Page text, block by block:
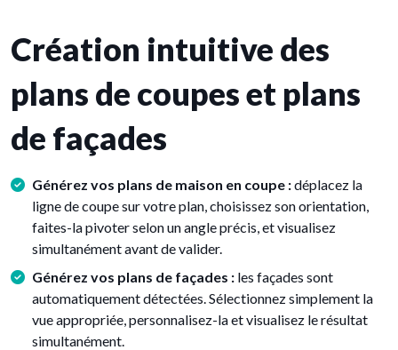
Création intuitive des
plans de coupes et plans
de façades
Générez vos plans de maison en coupe :déplacez la
ligne de coupe sur votre plan, choisissez son orientation,
faites-la pivoter selon un angle précis, et visualisez
simultanément avant de valider.
Générez vos plans de façades : les façades sont
automatiquement détectées. Sélectionnez simplement la
vue appropriée, personnalisez-la et visualisez le résultat
simultanément.